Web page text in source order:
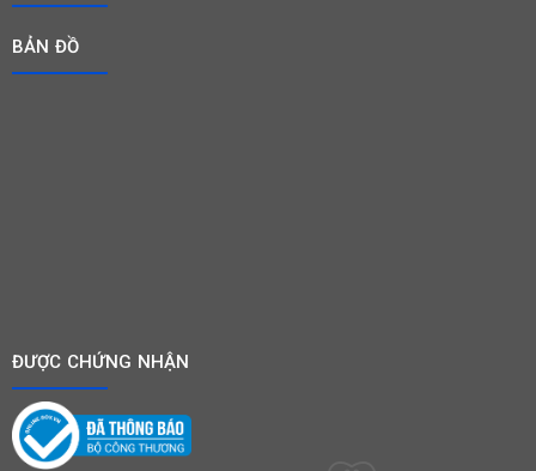
BẢN ĐỒ
ĐƯỢC CHỨNG NHẬN